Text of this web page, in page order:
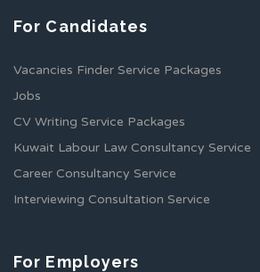
For Candidates
Vacancies Finder Service Packages
Jobs
CV Writing Service Packages
Kuwait Labour Law Consultancy Service
Career Consultancy Service
Interviewing Consultation Service
For Employers